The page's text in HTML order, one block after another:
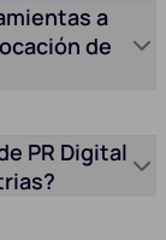
a
de
PR Digital